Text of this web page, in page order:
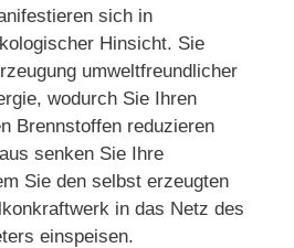
sich in
Hinsicht. Sie
umweltfreundlicher
wodurch Sie Ihren
Brennstoffen reduzieren
senken Sie Ihre
Sie den selbst erzeugten
in das Netz des
einspeisen.